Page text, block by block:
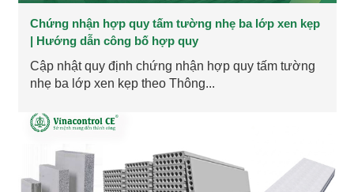
Chứng nhận hợp quy tấm tường nhẹ ba lớp xen kẹp
| Hướng dẫn công bố hợp quy
Cập nhật quy định chứng nhận hợp quy tấm tường
nhẹ ba lớp xen kẹp theo Thông...